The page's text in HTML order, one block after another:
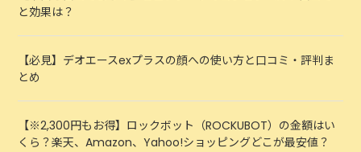
と効果は？
【必見】デオエースexプラスの顔への使い方と口コミ・評判ま
とめ
【※2,300円もお得】ロックボット（ROCKUBOT）の金額はい
くら？楽天、Amazon、Yahoo!ショッピングどこが最安値？